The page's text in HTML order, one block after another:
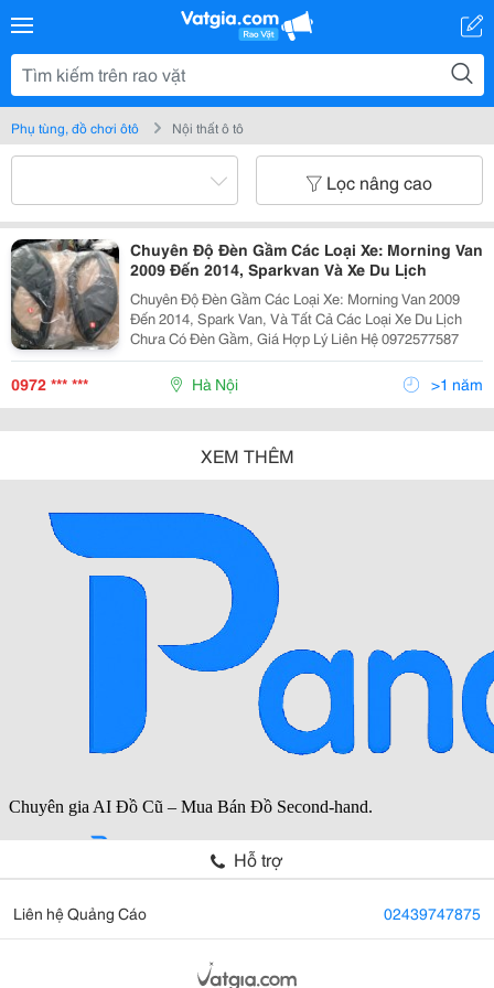
Phụ tùng, đồ chơi ôtô Nội thất ô tô
Lọc nâng cao
Chuyên Độ Đèn Gầm Các Loại Xe: Morning Van
2009 Đến 2014, Sparkvan Và Xe Du Lịch
Chuyên Độ Đèn Gầm Các Loại Xe: Morning Van 2009
Đến 2014, Spark Van, Và Tất Cả Các Loại Xe Du Lịch
Chưa Có Đèn Gầm, Giá Hợp Lý Liên Hệ 0972577587
0972 *** *** Hà Nội >1 năm
XEM THÊM
Hỗ trợ
Liên hệ Quảng Cáo 02439747875